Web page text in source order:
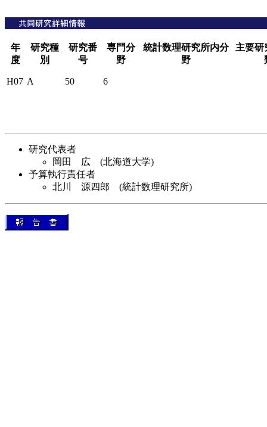
年
度
研究種
別
研究番
号
専門分
野
統計数理研究所内分
野
主要研
H07 A 50 6
研究代表者
岡田 広 (北海道大学)
予算執行責任者
北川 源四郎 (統計数理研究所)